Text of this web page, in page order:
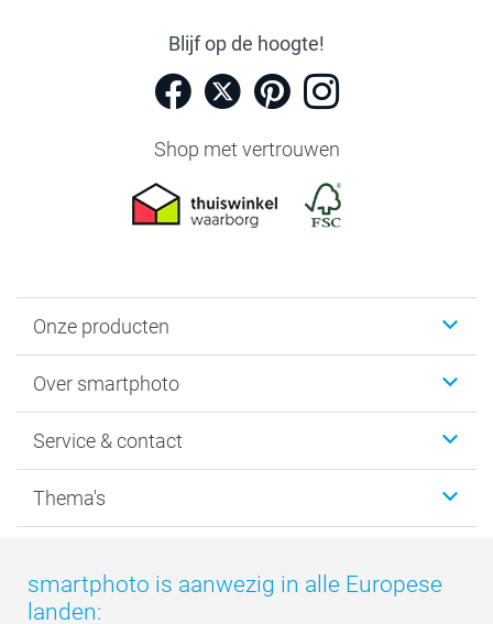
Blijf op de hoogte!
Shop met vertrouwen
Onze producten
Fotoboeken
Fotocadeaus
Kaarten
Over smartphoto
Vacatures
Bestelproces
Privacy
Service & contact
Tevredenheidsgarantie
smartbonus
Thema's
Moederdag
smartphoto is aanwezig in alle Europese
landen: